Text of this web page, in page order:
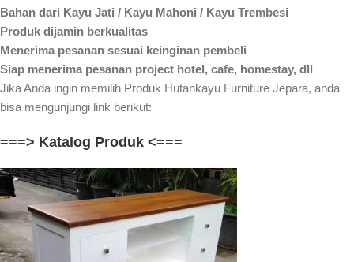
Bahan dari Kayu Jati / Kayu Mahoni / Kayu Trembesi
Produk dijamin berkualitas
Menerima pesanan sesuai keinginan pembeli
Siap menerima pesanan project hotel, cafe, homestay, dll
Jika Anda ingin memilih Produk Hutankayu Furniture Jepara, anda
bisa mengunjungi link berikut:
===> Katalog Produk <===